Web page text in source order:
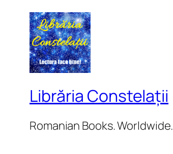
Librăria Constelații
Romanian Books. Worldwide.